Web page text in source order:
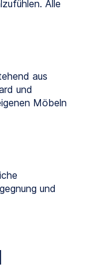
Alle
aus
und
Möbeln
und